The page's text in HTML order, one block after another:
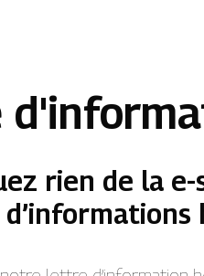
rien de la